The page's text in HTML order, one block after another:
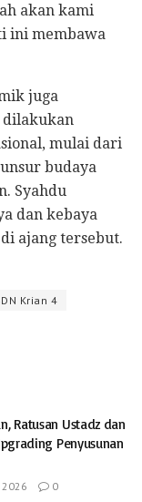
akan kami
ini membawa
juga
dilakukan
mulai dari
budaya
Syahdu
dan kebaya
ajang tersebut.
Krian 4
Ratusan Ustadz dan
Penyusunan
2026 0